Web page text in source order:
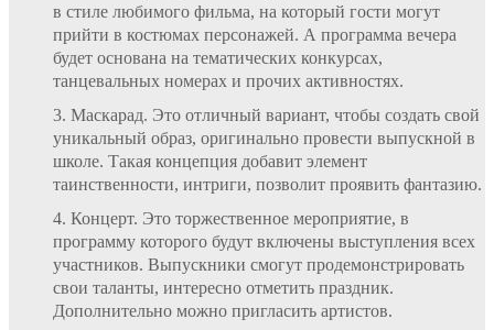
в стиле любимого фильма, на который гости могут
прийти в костюмах персонажей. А программа вечера
будет основана на тематических конкурсах,
танцевальных номерах и прочих активностях.
Маскарад. Это отличный вариант, чтобы создать свой
уникальный образ, оригинально провести выпускной в
школе. Такая концепция добавит элемент
таинственности, интриги, позволит проявить фантазию.
Концерт. Это торжественное мероприятие, в
программу которого будут включены выступления всех
участников. Выпускники смогут продемонстрировать
свои таланты, интересно отметить праздник.
Дополнительно можно пригласить артистов.